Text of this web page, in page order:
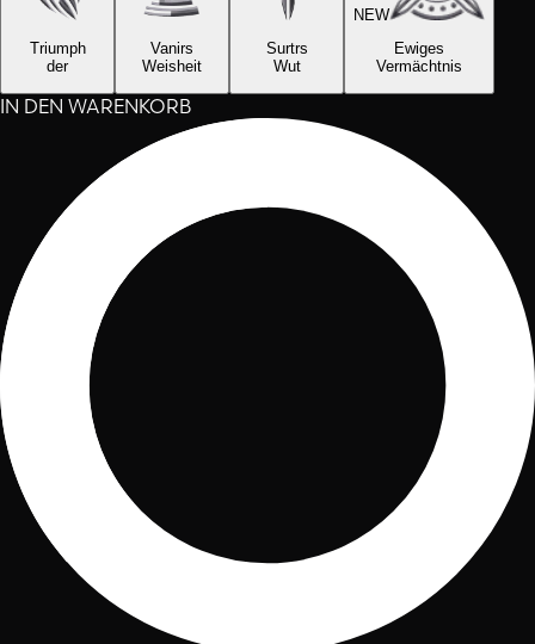
Triumph
der
Vanirs
Weisheit
Surtrs
Wut
NEW
Ewiges
Vermächtnis
IN DEN WARENKORB